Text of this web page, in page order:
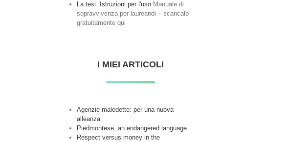
La tesi. Istruzioni per l'usoManuale di
sopravvivenza per laureandi – scaricalo
gratuitamente qui
I MIEI ARTICOLI
Agenzie maledette: per una nuova
alleanza
Piedmontese, an endangered language
Respect versus money in the